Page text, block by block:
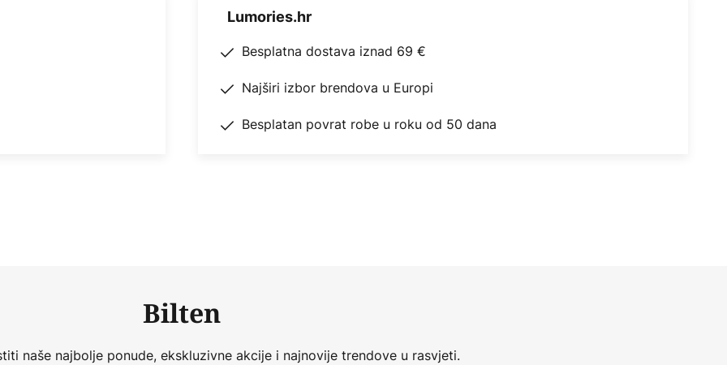
Lumories.hr
Besplatna dostava iznad 69 €
Najširi izbor brendova u Europi
Besplatan povrat robe u roku od 50 dana
Bilten
naše najbolje ponude, ekskluzivne akcije i najnovije trendove u rasvjeti.